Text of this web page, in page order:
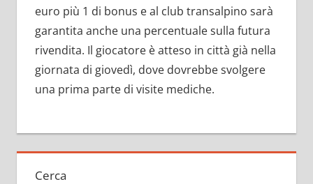
euro più 1 di bonus e al club transalpino sarà
garantita anche una percentuale sulla futura
rivendita. Il giocatore è atteso in città già nella
giornata di giovedì, dove dovrebbe svolgere
una prima parte di visite mediche.
Cerca